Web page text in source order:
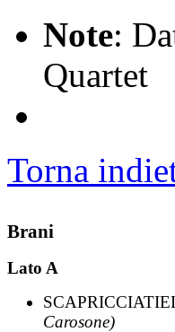
Note:
Quartet
Torna
Brani
Lato A
Carosone)